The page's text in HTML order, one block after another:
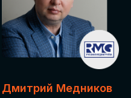
Дмитрий Медников